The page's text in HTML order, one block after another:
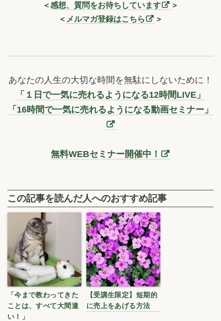
＜感想、質問をお待ちしています
＞
＜ メルマガ登録はこちら ＞
あなたの人生の大切な時間を無駄にしないために！
「１日で一気に売れるようになる12時間LIVE」
「16時間で一気に売れるようになる動画セミナー」
無料WEBセミナー開催中！
この記事を読んだ人へのおすすめ記事
「今まで教わってきた
ことは、すべて大間違
い！」
【受講生限定】短期的
に売上をあげる方法